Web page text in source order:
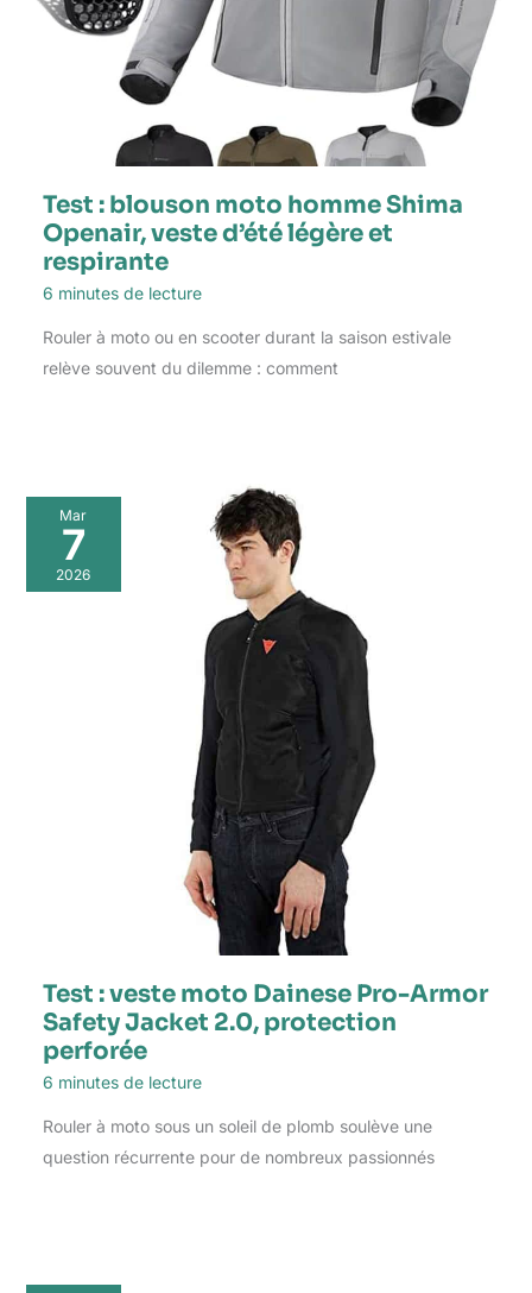
Test : blouson moto homme Shima
Openair, veste d’été légère et
respirante
6 minutes de lecture
Rouler à moto ou en scooter durant la saison estivale
relève souvent du dilemme : comment
Mar
7
2026
Test : veste moto Dainese Pro-Armor
Safety Jacket 2.0, protection
perforée
6 minutes de lecture
Rouler à moto sous un soleil de plomb soulève une
question récurrente pour de nombreux passionnés